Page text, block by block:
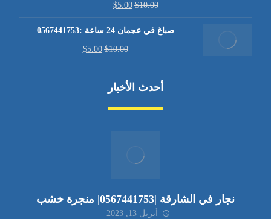
$10.00
$5.00
صباغ في عجمان 24 ساعة :0567441753
$10.00
$5.00
أحدث الأخبار
نجار في الشارقة |0567441753| منجرة خشب
أبريل 13, 2023